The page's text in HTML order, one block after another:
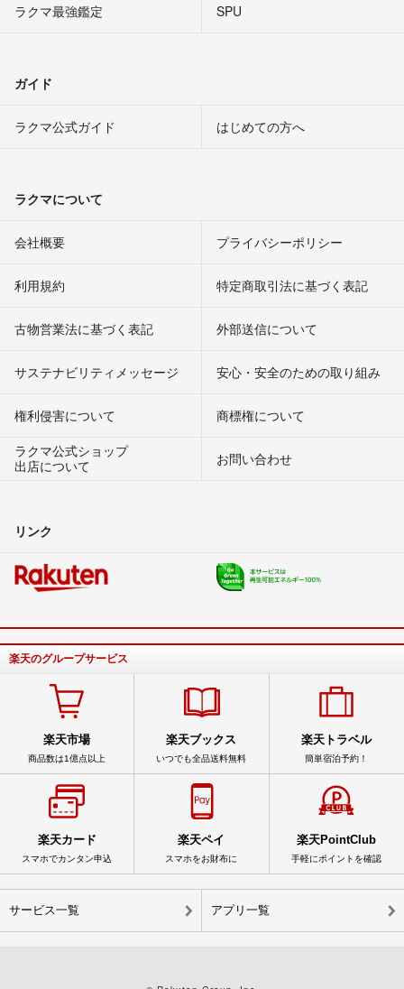
ラクマ最強鑑定
SPU
ガイド
ラクマ公式ガイド はじめての方へ
ラクマについて
会社概要 プライバシーポリシー
利用規約 特定商取引法に基づく表記
古物営業法に基づく表記 外部送信について
サステナビリティメッセージ 安心・安全のための取り組み
権利侵害について
商標権について
ラクマ公式ショップ
出店について
お問い合わせ
リンク
楽天のグループサービス
楽天市場
商品数は1億点以上
楽天ブックス
いつでも全品送料無料
楽天トラベル
簡単宿泊予約！
楽天カード
スマホでカンタン申込
楽天ペイ
スマホをお財布に
楽天PointClub
手軽にポイントを確認
サービス一覧 アプリ一覧